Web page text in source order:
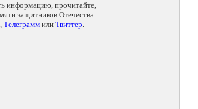
информацию, прочитайте,
защитников Отечества.
, Телеграмм или Твиттер.